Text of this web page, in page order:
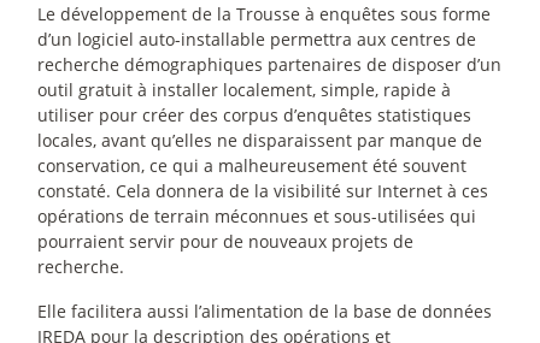
Le développement de la Trousse à enquêtes sous forme
d’un logiciel auto-installable permettra aux centres de
recherche démographiques partenaires de disposer d’un
outil gratuit à installer localement, simple, rapide à
utiliser pour créer des corpus d’enquêtes statistiques
locales, avant qu’elles ne disparaissent par manque de
conservation, ce qui a malheureusement été souvent
constaté. Cela donnera de la visibilité sur Internet à ces
opérations de terrain méconnues et sous-utilisées qui
pourraient servir pour de nouveaux projets de
recherche.
Elle facilitera aussi l’alimentation de la base de données
IREDA pour la description des opérations et